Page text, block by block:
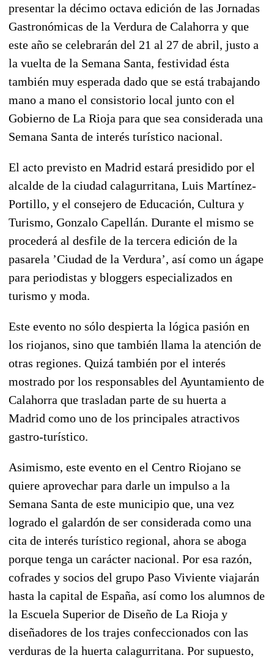
presentar la décimo octava edición de las Jornadas
Gastronómicas de la Verdura de Calahorra y que
este año se celebrarán del 21 al 27 de abril, justo a
la vuelta de la Semana Santa, festividad ésta
también muy esperada dado que se está trabajando
mano a mano el consistorio local junto con el
Gobierno de La Rioja para que sea considerada una
Semana Santa de interés turístico nacional.
El acto previsto en Madrid estará presidido por el
alcalde de la ciudad calagurritana, Luis Martínez-
Portillo, y el consejero de Educación, Cultura y
Turismo, Gonzalo Capellán. Durante el mismo se
procederá al desfile de la tercera edición de la
pasarela ’Ciudad de la Verdura’, así como un ágape
para periodistas y bloggers especializados en
turismo y moda.
Este evento no sólo despierta la lógica pasión en
los riojanos, sino que también llama la atención de
otras regiones. Quizá también por el interés
mostrado por los responsables del Ayuntamiento de
Calahorra que trasladan parte de su huerta a
Madrid como uno de los principales atractivos
gastro-turístico.
Asimismo, este evento en el Centro Riojano se
quiere aprovechar para darle un impulso a la
Semana Santa de este municipio que, una vez
logrado el galardón de ser considerada como una
cita de interés turístico regional, ahora se aboga
porque tenga un carácter nacional. Por esa razón,
cofrades y socios del grupo Paso Viviente viajarán
hasta la capital de España, así como los alumnos de
la Escuela Superior de Diseño de La Rioja y
diseñadores de los trajes confeccionados con las
verduras de la huerta calagurritana. Por supuesto,